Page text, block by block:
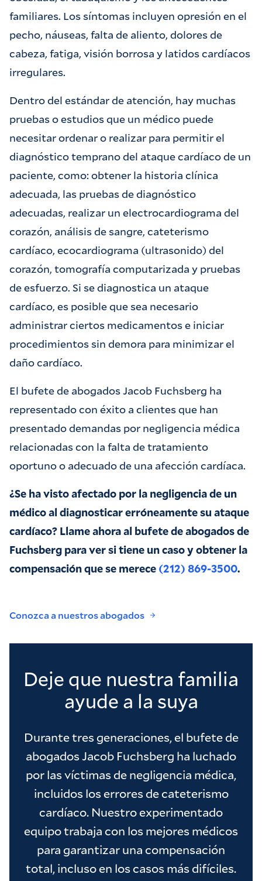
familiares. Los síntomas incluyen opresión en el
pecho, náuseas, falta de aliento, dolores de
cabeza, fatiga, visión borrosa y latidos cardíacos
irregulares.
Dentro del estándar de atención, hay muchas
pruebas o estudios que un médico puede
necesitar ordenar o realizar para permitir el
diagnóstico temprano del ataque cardíaco de un
paciente, como: obtener la historia clínica
adecuada, las pruebas de diagnóstico
adecuadas, realizar un electrocardiograma del
corazón, análisis de sangre, cateterismo
cardíaco, ecocardiograma (ultrasonido) del
corazón, tomografía computarizada y pruebas
de esfuerzo. Si se diagnostica un ataque
cardíaco, es posible que sea necesario
administrar ciertos medicamentos e iniciar
procedimientos sin demora para minimizar el
daño cardíaco.
El bufete de abogados Jacob Fuchsberg ha
representado con éxito a clientes que han
presentado demandas por negligencia médica
relacionadas con la falta de tratamiento
oportuno o adecuado de una afección cardíaca.
¿Se ha visto afectado por la negligencia de un
médico al diagnosticar erróneamente su ataque
cardíaco? Llame ahora al bufete de abogados de
Fuchsberg para ver si tiene un caso y obtener la
compensación que se merece (212) 869-3500.
Conozca a nuestros abogados
Deje que nuestra familia
ayude a la suya
Durante tres generaciones, el bufete de
abogados Jacob Fuchsberg ha luchado
por las víctimas de negligencia médica,
incluidos los errores de cateterismo
cardíaco. Nuestro experimentado
equipo trabaja con los mejores médicos
para garantizar una compensación
total, incluso en los casos más difíciles.